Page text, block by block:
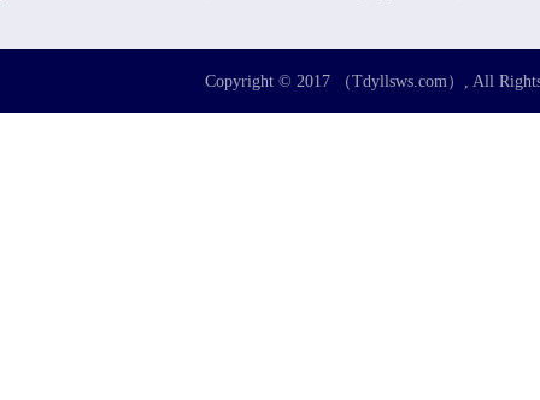
Copyright © 2017 （Tdyllsws.com）, All